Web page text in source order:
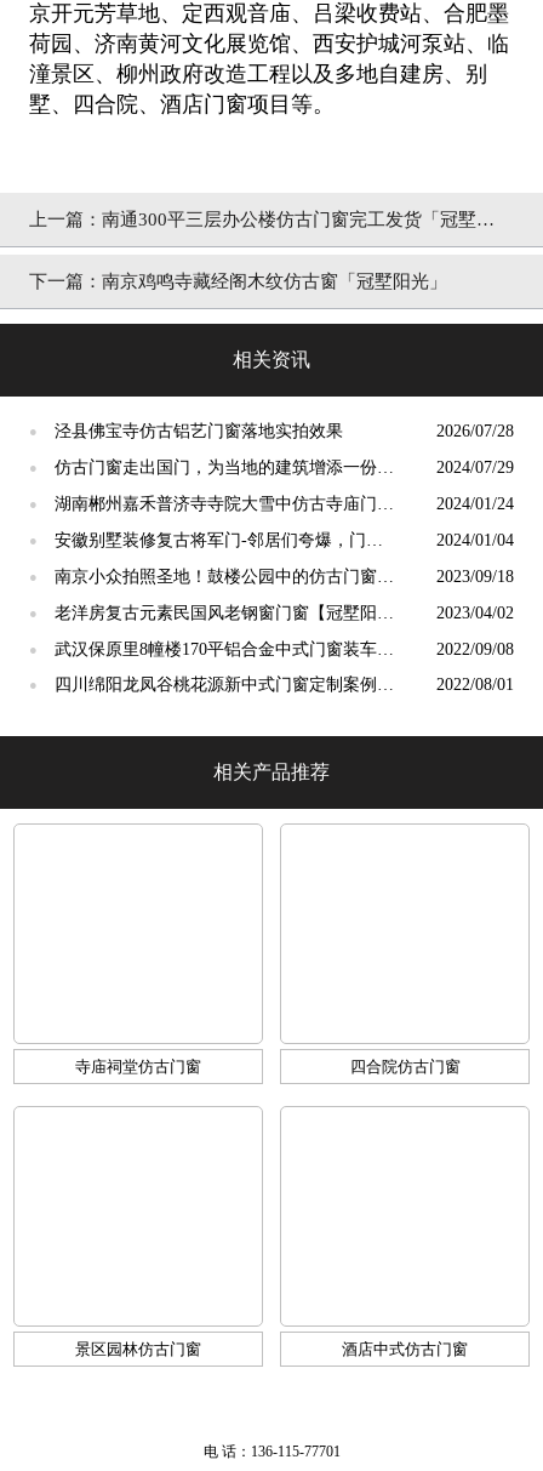
京开元芳草地、定西观音庙、吕梁收费站、合肥墨
荷园、济南黄河文化展览馆、西安护城河泵站、临
潼景区、柳州政府改造工程以及多地自建房、别
墅、四合院、酒店门窗项目等。
上一篇： 南通300平三层办公楼仿古门窗完工发货「冠墅阳
光」
下一篇： 南京鸡鸣寺藏经阁木纹仿古窗「冠墅阳光」
相关资讯
● 泾县佛宝寺仿古铝艺门窗落地实拍效果 2026/07/28
●
仿古门窗走出国门，为当地的建筑增添一份独
特的东方韵味【冠墅阳光】
2024/07/29
●
湖南郴州嘉禾普济寺寺院大雪中仿古寺庙门窗
安装完工[冠墅阳光]
2024/01/24
●
安徽别墅装修复古将军门-邻居们夸爆，门面
一下子大不同！【冠墅阳光】
2024/01/04
●
南京小众拍照圣地！鼓楼公园中的仿古门窗，
秒回故宫【冠墅阳光】
2023/09/18
●
老洋房复古元素民国风老钢窗门窗【冠墅阳
光】
2023/04/02
●
武汉保原里8幢楼170平铝合金中式门窗装车发
货
2022/09/08
●
四川绵阳龙凤谷桃花源新中式门窗定制案例
2022/08/01
相关产品推荐
寺庙祠堂仿古门窗 四合院仿古门窗
景区园林仿古门窗 酒店中式仿古门窗
电 话：136-115-77701